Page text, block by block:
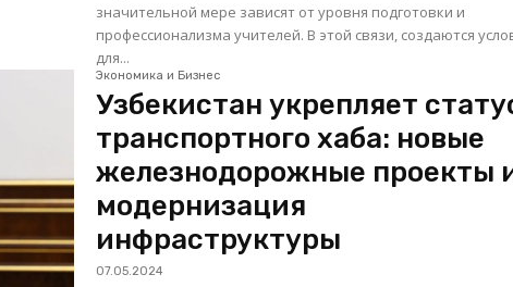
значительной мере зависят от уровня подготовки и
профессионализма учителей. В этой связи, создаются
для...
Экономика и Бизнес
Узбекистан укрепляет
транспортного хаба: новые
железнодорожные проекты
модернизация
инфраструктуры
07.05.2024